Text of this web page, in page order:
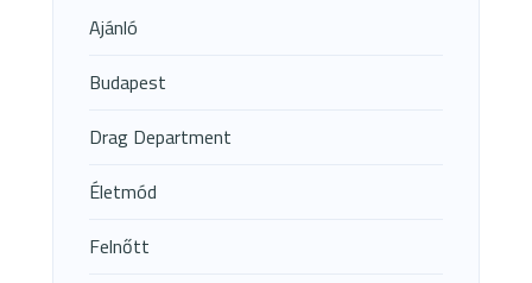
Ajánló
Budapest
Drag Department
Életmód
Felnőtt